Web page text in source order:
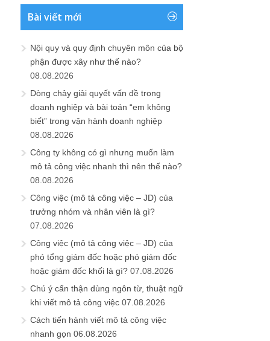
Bài viết mới
Nội quy và quy định chuyên môn của bộ
phận được xây như thế nào?
08.08.2026
Dòng chảy giải quyết vấn đề trong
doanh nghiệp và bài toán “em không
biết” trong vận hành doanh nghiệp
08.08.2026
Công ty không có gì nhưng muốn làm
mô tả công việc nhanh thì nên thế nào?
08.08.2026
Công việc (mô tả công việc – JD) của
trưởng nhóm và nhân viên là gì?
07.08.2026
Công việc (mô tả công việc – JD) của
phó tổng giám đốc hoặc phó giám đốc
hoặc giám đốc khối là gì? 07.08.2026
Chú ý cẩn thận dùng ngôn từ, thuật ngữ
khi viết mô tả công việc 07.08.2026
Cách tiến hành viết mô tả công việc
nhanh gọn 06.08.2026